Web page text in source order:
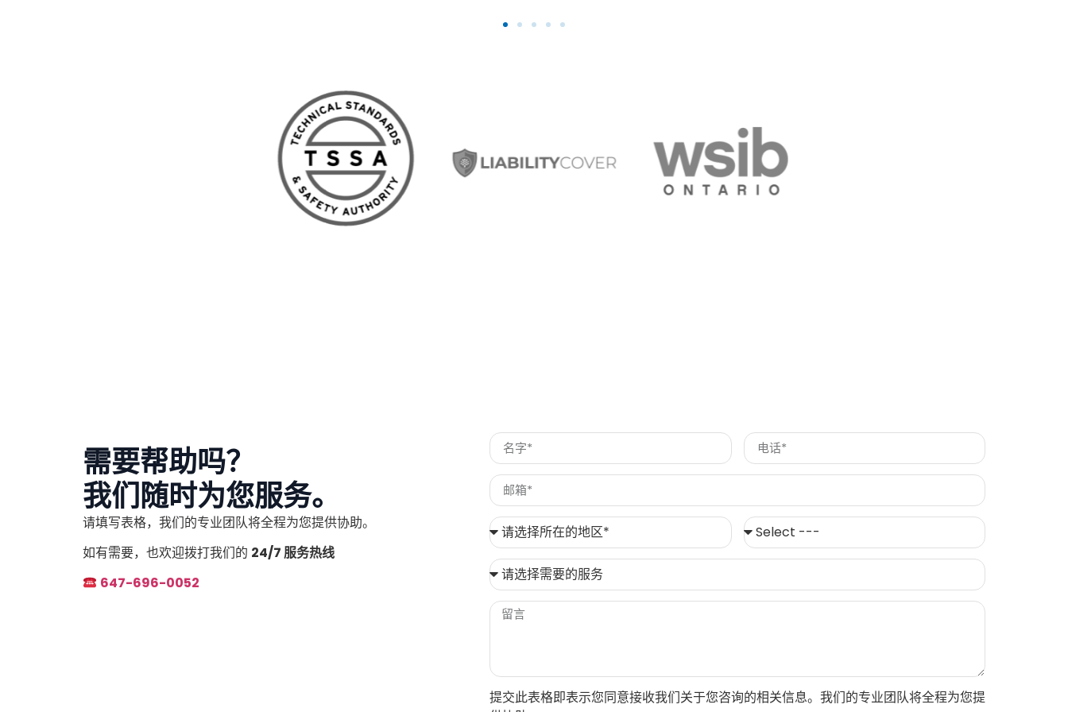
需要帮助吗？
我们随时为您服务。
请填写表格，我们的专业团队将全程为您提供协助。
如有需要，也欢迎拨打我们的 24/7 服务热线
647-696-0052
提交此表格即表示您同意接收我们关于您咨询的相关信息。我们的专业团队将全程为您提